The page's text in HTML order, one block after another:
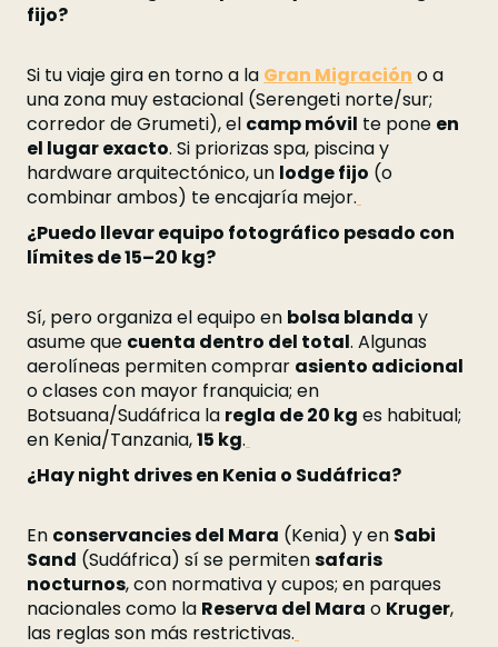
fijo?
Si tu viaje gira en torno a la Gran Migración o a
una zona muy estacional (Serengeti norte/sur;
corredor de Grumeti), el camp móvil te pone en
el lugar exacto. Si priorizas spa, piscina y
hardware arquitectónico, un lodge fijo (o
combinar ambos) te encajaría mejor.
¿Puedo llevar equipo fotográfico pesado con
límites de 15–20 kg?
Sí, pero organiza el equipo en bolsa blanda y
asume que cuenta dentro del total. Algunas
aerolíneas permiten comprar asiento adicional
o clases con mayor franquicia; en
Botsuana/Sudáfrica la regla de 20 kg es habitual;
en Kenia/Tanzania,15 kg.
¿Hay night drives en Kenia o Sudáfrica?
En conservancies del Mara (Kenia) y en Sabi
Sand (Sudáfrica) sí se permitensafaris
nocturnos, con normativa y cupos; en parques
nacionales como la Reserva del Mara o Kruger,
las reglas son más restrictivas.